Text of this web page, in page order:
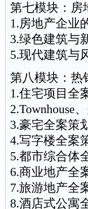
第七模块：房
1.房地产企业
3.绿色建筑与
5.现代建筑与
第八模块：热
1.住宅项目全
2.Townhouse
3.豪宅全案策
4.写字楼全案
5.都市综合体
6.商业地产全
7.旅游地产全
8.酒店式公寓